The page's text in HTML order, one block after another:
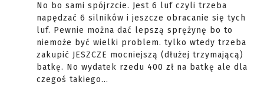
No bo sami spójrzcie. Jest 6 luf czyli trzeba
napędzać 6 silników i jeszcze obracanie się tych
luf. Pewnie można dać lepszą sprężynę bo to
niemoże być wielki problem. tylko wtedy trzeba
zakupić JESZCZE mocniejszą (dłużej trzymającą)
batkę. No wydatek rzedu 400 zł na batkę ale dla
czegoś takiego...